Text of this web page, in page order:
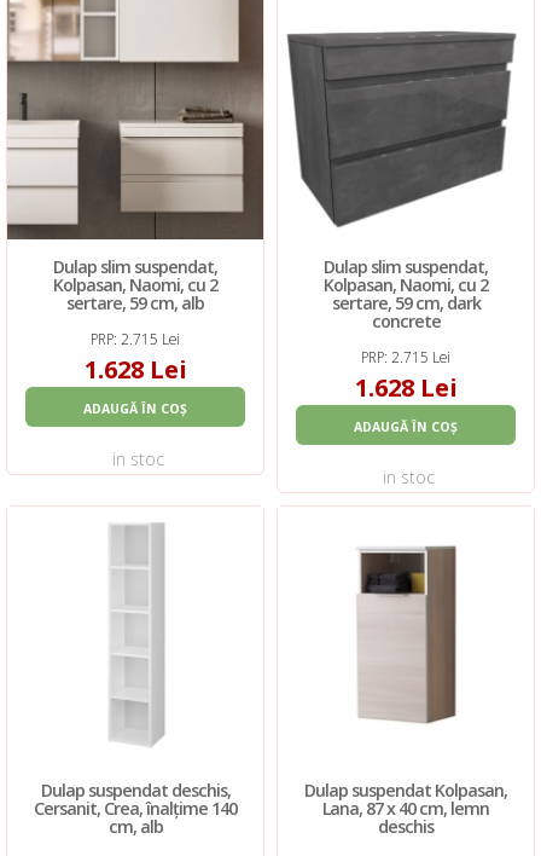
Dulap slim suspendat,
Kolpasan, Naomi, cu 2
sertare, 59 cm, alb
PRP: 2.715 Lei
1.628 Lei
ADAUGĂ ÎN COȘ
in stoc
Dulap slim suspendat,
Kolpasan, Naomi, cu 2
sertare, 59 cm, dark
concrete
PRP: 2.715 Lei
1.628 Lei
ADAUGĂ ÎN COȘ
in stoc
Dulap suspendat deschis,
Cersanit, Crea, înalțime 140
cm, alb
Dulap suspendat Kolpasan,
Lana, 87 x 40 cm, lemn
deschis